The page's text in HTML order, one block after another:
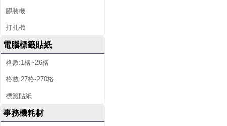
膠裝機
打孔機
電腦標籤貼紙
格數:1格~26格
格數:27格-270格
標籤貼紙
事務機耗材